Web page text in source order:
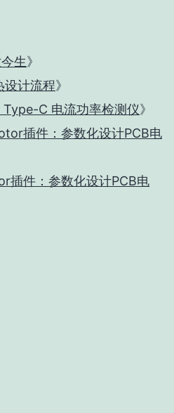
生》
设计流程》
Type-C 电流功率检测仪》
插件：参数化设计PCB电
插件：参数化设计PCB电